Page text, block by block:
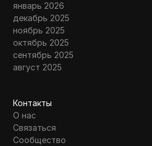
январь 2026
декабрь 2025
ноябрь 2025
октябрь 2025
сентябрь 2025
август 2025
Контакты
О нас
Связаться
Сообщество